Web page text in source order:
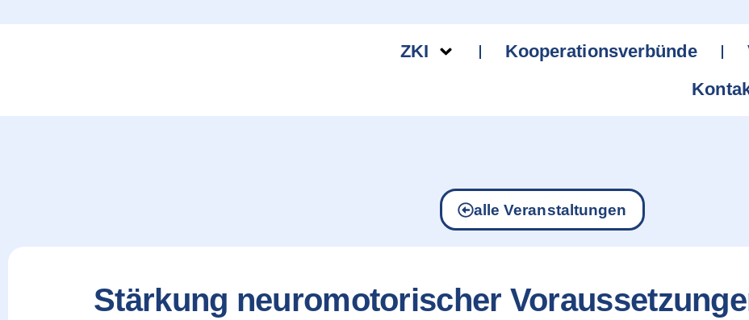
ZKI Kooperationsverbünde
alle Veranstaltungen
Stärkung neuromotorischer